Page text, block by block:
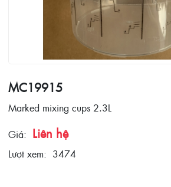
MC19915
Marked mixing cups 2.3L
Giá: Liên hệ
Lượt xem: 3474